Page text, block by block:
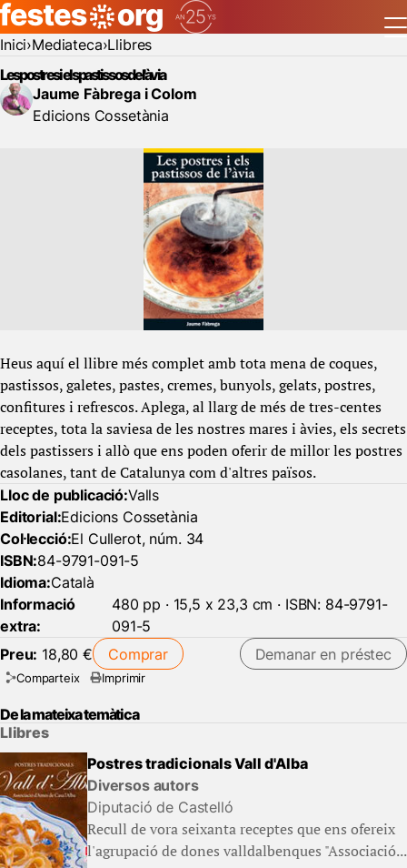
Inici Mediateca Llibres
Les postres i els pastissos de l'àvia
Jaume Fàbrega i Colom
Edicions Cossetània
Heus aquí el llibre més complet amb tota mena de coques,
pastissos, galetes, pastes, cremes, bunyols, gelats, postres,
confitures i refrescos. Aplega, al llarg de més de tres-centes
receptes, tota la saviesa de les nostres mares i àvies, els secrets
dels pastissers i allò que ens poden oferir de millor les postres
casolanes, tant de Catalunya com d'altres països.
Lloc de publicació:Valls
Editorial:Edicions Cossetània
Col·lecció:El Cullerot, núm. 34
ISBN:84-9791-091-5
Idioma:Català
Informació
extra:
480 pp · 15,5 x 23,3 cm · ISBN: 84-9791-
091-5
Preu: 18,80 € Comprar Demanar en préstec
Comparteix Imprimir
De la mateixa temàtica
Llibres
Postres tradicionals Vall d'Alba
Diversos autors
Diputació de Castelló
Recull de vora seixanta receptes que ens ofereix
l'agrupació de dones valldalbenques "Associació...